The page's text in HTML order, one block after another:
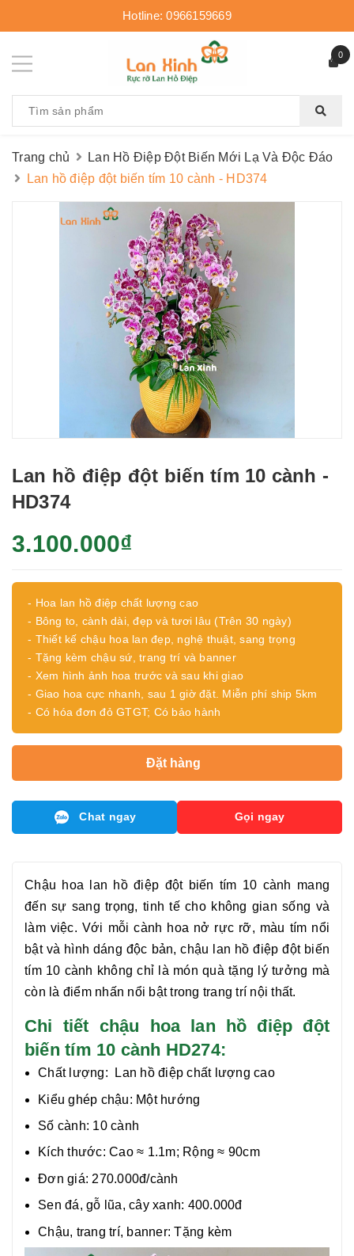
Hotline:0966159669
0
Trang chủ
Lan Hồ Điệp Đột Biến Mới Lạ Và Độc Đáo
Lan hồ điệp đột biến tím 10 cành - HD374
Lan hồ điệp đột biến tím 10 cành -
HD374
3.100.000₫
- Hoa lan hồ điệp chất lượng cao
- Bông to, cành dài, đẹp và tươi lâu (Trên 30 ngày)
- Thiết kế chậu hoa lan đẹp, nghệ thuật, sang trọng
- Tặng kèm chậu sứ, trang trí và banner
- Xem hình ảnh hoa trước và sau khi giao
- Giao hoa cực nhanh, sau 1 giờ đặt. Miễn phí ship 5km
- Có hóa đơn đỏ GTGT; Có bảo hành
Đặt hàng
Chat ngay Gọi ngay
Chậu hoa lan hồ điệp đột biến tím 10 cành mang
đến sự sang trọng, tinh tế cho không gian sống và
làm việc. Với mỗi cành hoa nở rực rỡ, màu tím nổi
bật và hình dáng độc bản, chậu
lan hồ điệp đột biến
tím 10 cành không chỉ là món quà tặng lý tưởng mà
còn là điểm nhấn nổi bật trong trang trí nội thất.
Chi tiết chậu hoa lan hồ điệp đột
biến tím 10 cành HD274:
Chất lượng:
Lan hồ điệp chất lượng cao
Kiểu ghép chậu: Một hướng
Số cành: 10 cành
Kích thước: Cao ≈ 1.1m; Rộng ≈ 90cm
Đơn giá: 270.000đ/cành
Sen đá, gỗ lũa, cây xanh: 400.000đ
Chậu, trang trí, banner: Tặng kèm